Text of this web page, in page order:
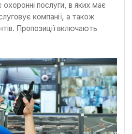
послуги, в яких має
компанії, а також
Пропозиції включають